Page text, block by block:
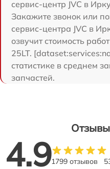
сервис-центр JVC в
Закажите звонок или
сервис-центра JVC в
озвучит стоимость
25LT.
статистике в среднем
запчастей.
4.91799 отзывов